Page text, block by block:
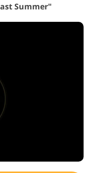
Summer"